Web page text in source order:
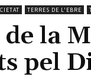
TERRES DE L'EBRE
la
pel